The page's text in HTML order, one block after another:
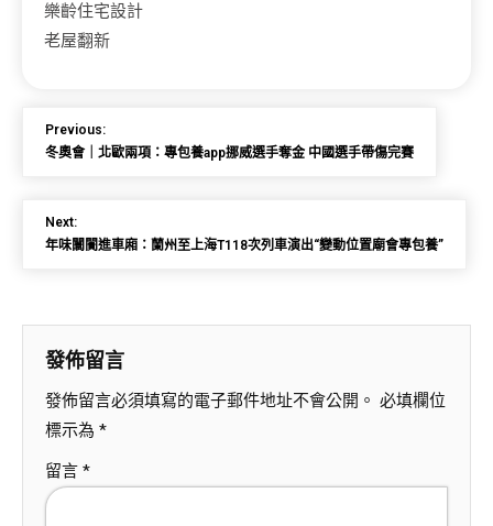
樂齡住宅設計
老屋翻新
Previous:
冬奧會｜北歐兩項：專包養app挪威選手奪金 中國選手帶傷完賽
Next:
年味闤闠進車廂：蘭州至上海T118次列車演出“變動位置廟會專包養”
發佈留言
發佈留言必須填寫的電子郵件地址不會公開。 必填欄位
標示為 *
留言 *